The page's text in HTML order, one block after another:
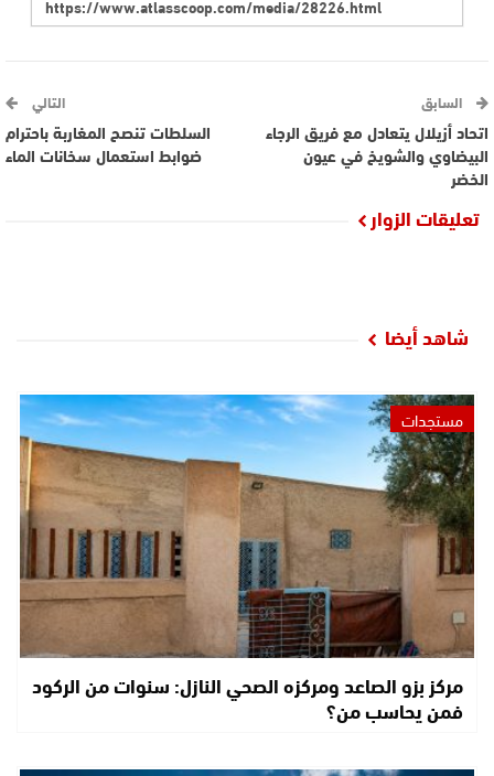
السابق
اتحاد أزيلال يتعادل مع فريق الرجاء
البيضاوي والشويخ في عيون
الخضر
التالي
السلطات تنصح المغاربة باحترام
ضوابط استعمال سخانات الماء
تعليقات الزوار
شاهد أيضا
مستجدات
مركز بزو الصاعد ومركزه الصحي النازل: سنوات من الركود
فمن يحاسب من؟